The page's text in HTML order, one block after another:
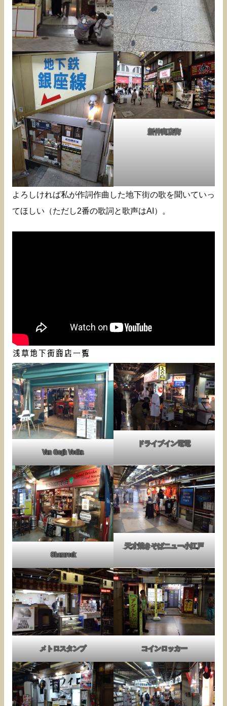
新仲商店街
よろしければ私が作詞作曲した地下街の歌を聞いていっ
てほしい（ただし2番の歌詞と歌声はAI）。
浅草地下街商店一覧
Van Gogh Vodka
ドライブイン電電
Shamrock
天才焼きそばニュー小江戸
メトロスタンプ コインロッカー